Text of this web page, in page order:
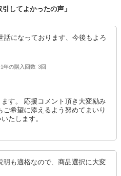
してよかったの声」
話になっております、今後もよろ
年の購入回数 3回
す。 応援コメント頂き大変励み
ご希望に添えるよう努めてまいり
たします。
明も適格なので、商品選択に大変